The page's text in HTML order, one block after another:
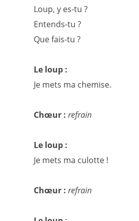
Loup, y es-tu ?
Entends-tu ?
Que fais-tu ?
Le loup :
Je mets ma chemise.
Chœur : refrain
Le loup :
Je mets ma culotte !
Chœur : refrain